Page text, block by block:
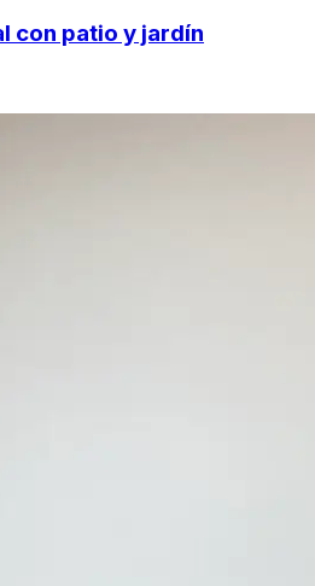
con patio y jardín